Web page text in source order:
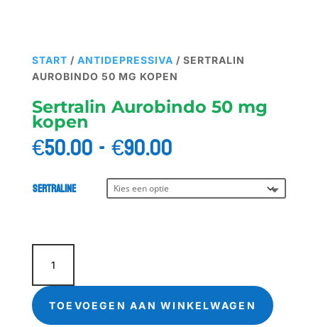
START / ANTIDEPRESSIVA / SERTRALIN
AUROBINDO 50 MG KOPEN
Sertralin Aurobindo 50 mg
kopen
€50.00-€90.00Prijsklasse:
€50.00
tot
€90.00
Sertraline
Sertralin
Aurobindo
50
mg
kopen
TOEVOEGEN AAN WINKELWAGEN